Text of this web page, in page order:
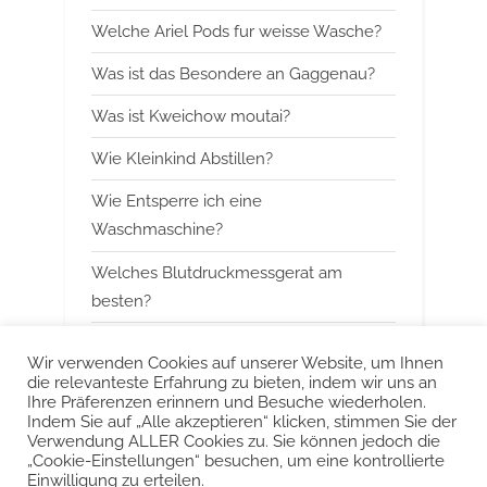
s
t
Welche Ariel Pods fur weisse Wasche?
Was ist das Besondere an Gaggenau?
Was ist Kweichow moutai?
Wie Kleinkind Abstillen?
Wie Entsperre ich eine
Waschmaschine?
Welches Blutdruckmessgerat am
besten?
Kann man Arbeitsspeicher kombinieren?
Was ist das Besondere an Smeg?
Wir verwenden Cookies auf unserer Website, um Ihnen
die relevanteste Erfahrung zu bieten, indem wir uns an
Ihre Präferenzen erinnern und Besuche wiederholen.
Indem Sie auf „Alle akzeptieren“ klicken, stimmen Sie der
Verwendung ALLER Cookies zu. Sie können jedoch die
„Cookie-Einstellungen“ besuchen, um eine kontrollierte
Einwilligung zu erteilen.